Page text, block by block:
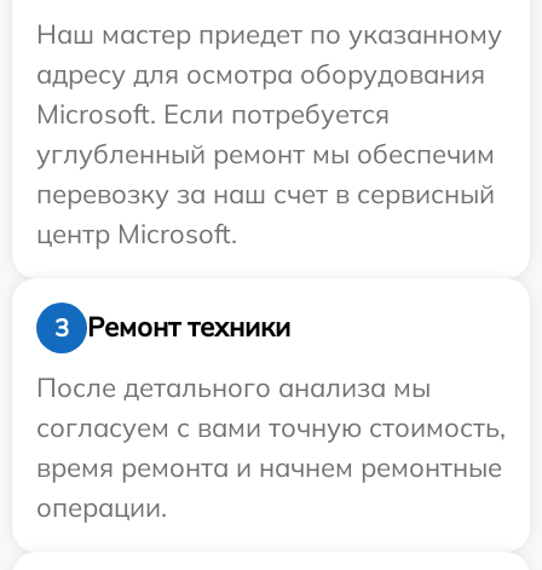
Наш мастер приедет по указанному
адресу для осмотра оборудования
Microsoft. Если потребуется
углубленный ремонт мы обеспечим
перевозку за наш счет в сервисный
центр Microsoft.
3
Ремонт техники
После детального анализа мы
согласуем с вами точную стоимость,
время ремонта и начнем ремонтные
операции.